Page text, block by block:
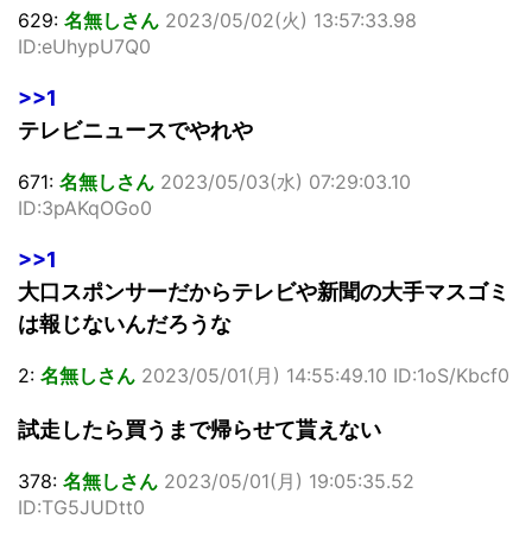
629: 名無しさん 2023/05/02(火) 13:57:33.98
ID:eUhypU7Q0
>>1
テレビニュースでやれや
671: 名無しさん 2023/05/03(水) 07:29:03.10
ID:3pAKqOGo0
>>1
大口スポンサーだからテレビや新聞の大手マスゴミ
は報じないんだろうな
2: 名無しさん 2023/05/01(月) 14:55:49.10 ID:1oS/Kbcf0
試走したら買うまで帰らせて貰えない
378: 名無しさん 2023/05/01(月) 19:05:35.52
ID:TG5JUDtt0